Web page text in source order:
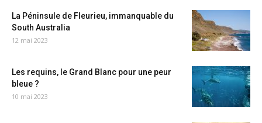
La Péninsule de Fleurieu, immanquable du
South Australia
12 mai 2023
Les requins, le Grand Blanc pour une peur
bleue ?
10 mai 2023